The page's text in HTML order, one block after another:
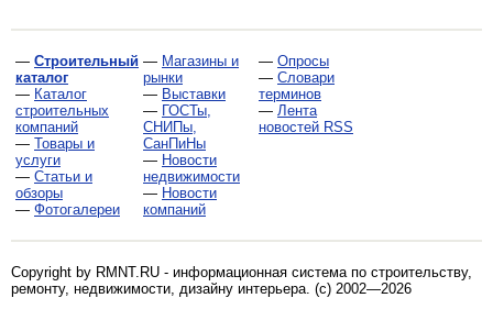
— Строительный
каталог
— Каталог
строительных
компаний
— Товары и
услуги
— Статьи и
обзоры
— Фотогалереи
— Магазины и
рынки
— Выставки
— ГОСТы,
СНИПы,
СанПиНы
— Новости
недвижимости
— Новости
компаний
— Опросы
— Словари
терминов
— Лента
новостей RSS
Copyright by RMNT.RU - информационная система по строительству,
ремонту, недвижимости, дизайну интерьера. (c) 2002—2026